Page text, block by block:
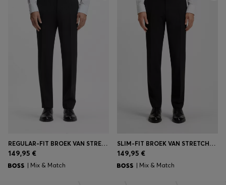
REGULAR-FIT BROEK VAN STRETCHWOL
149,95 €
| Mix & Match
SLIM-FIT BROEK VAN STRETCHWOL
149,95 €
| Mix & Match